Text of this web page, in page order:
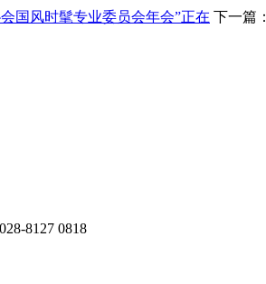
国风时髦专业委员会年会”正在 下一篇：
028-8127 0818